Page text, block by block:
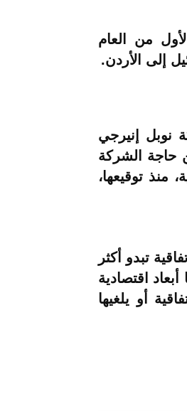
من العام
إلى الأردن.
اتفاقية مع شركة نوبل إنيرجي
2020، وتتضمن استيراد 40 بالمئة من حاجة الشركة
منذ توقيعها،
تبدو أكثر
اقتصادية
أو يلغيها